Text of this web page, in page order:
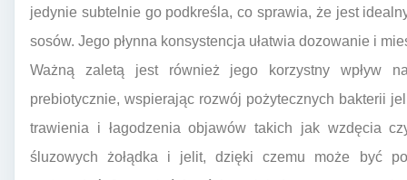
jedynie subtelnie go podkreśla, co sprawia, że jest
sosów. Jego płynna konsystencja ułatwia dozowanie i
Ważną zaletą jest również jego korzystny wpływ
prebiotycznie, wspierając rozwój pożytecznych bakterii
trawienia i łagodzenia objawów takich jak wzdęcia
śluzowych żołądka i jelit, dzięki czemu może być